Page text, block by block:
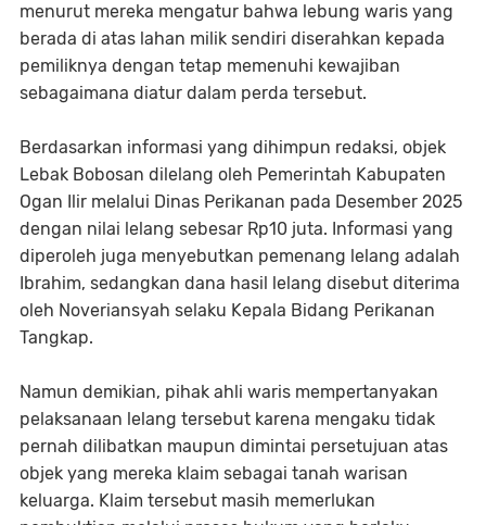
menurut mereka mengatur bahwa lebung waris yang
berada di atas lahan milik sendiri diserahkan kepada
pemiliknya dengan tetap memenuhi kewajiban
sebagaimana diatur dalam perda tersebut.
Berdasarkan informasi yang dihimpun redaksi, objek
Lebak Bobosan dilelang oleh Pemerintah Kabupaten
Ogan Ilir melalui Dinas Perikanan pada Desember 2025
dengan nilai lelang sebesar Rp10 juta. Informasi yang
diperoleh juga menyebutkan pemenang lelang adalah
Ibrahim, sedangkan dana hasil lelang disebut diterima
oleh Noveriansyah selaku Kepala Bidang Perikanan
Tangkap.
Namun demikian, pihak ahli waris mempertanyakan
pelaksanaan lelang tersebut karena mengaku tidak
pernah dilibatkan maupun dimintai persetujuan atas
objek yang mereka klaim sebagai tanah warisan
keluarga. Klaim tersebut masih memerlukan